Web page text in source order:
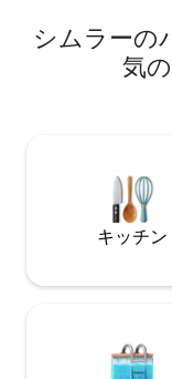
す。 特徴： • キングサイズベッド2台とバ
スルーム2室 • 高
源付き） • フルキ
当宿泊施設は、混
トレスのない山岳
リモートワーカー
な、静かな住宅街
シムラーの
気
キッチン